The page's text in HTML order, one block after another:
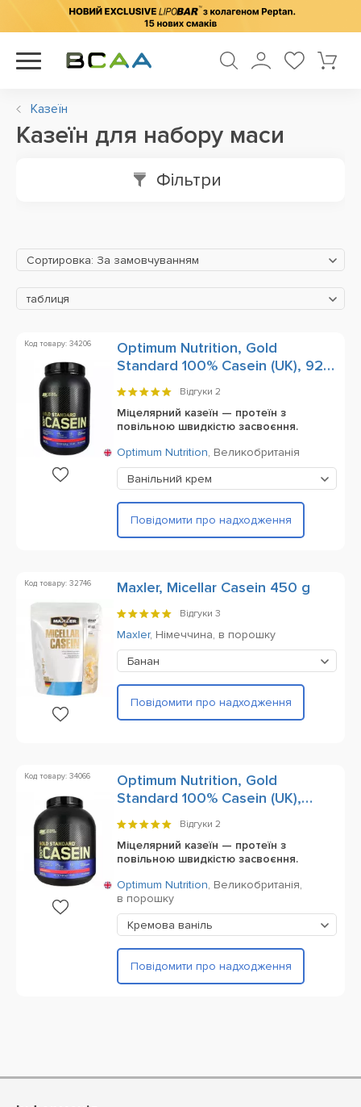
Казеїн
Казеїн для набору маси
Фільтри
Сортировка: За замовчуванням
таблиця
Код товару: 34206
Optimum Nutrition, Gold
Standard 100% Casein (UK), 924
g
Відгуки 2
Міцелярний казеїн — протеїн з
повільною швидкістю засвоєння.
Optimum Nutrition, Великобританія
Ванільний крем
Повідомити про надходження
Код товару: 32746 Maxler, Micellar Casein 450 g
Відгуки 3
Maxler, Німеччина, в порошку
Банан
Повідомити про надходження
Код товару: 34066
Optimum Nutrition, Gold
Standard 100% Casein (UK),
1820 g
Відгуки 2
Міцелярний казеїн — протеїн з
повільною швидкістю засвоєння.
Optimum Nutrition, Великобританія,
в порошку
Кремова ваніль
Повідомити про надходження